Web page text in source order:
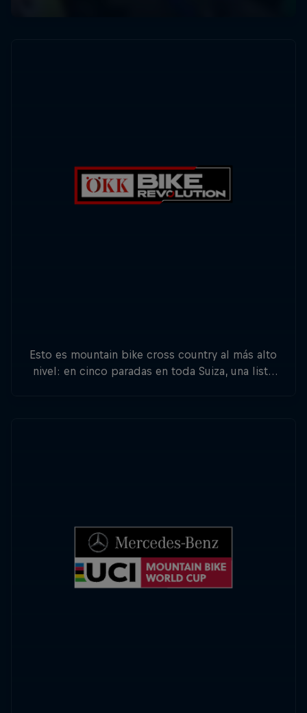
Esto es mountain bike cross country al más alto
nivel: en cinco paradas en toda Suiza, una lista